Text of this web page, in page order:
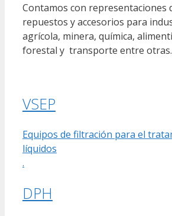
Contamos con representaciones
repuestos y accesorios para
agrícola, minera, química,
forestal y transporte entre otras.
VSEP
Equipos de filtración para el
líquidos
.
DPH